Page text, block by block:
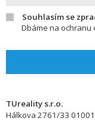
Souhlasím se
Dbáme na ochranu
TUreality s.r.o.
Hálkova 2761/33 01001